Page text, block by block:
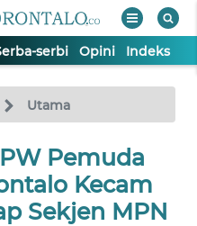
serbi Opini Indeks
Utama
Pemuda
Kecam
Sekjen MPN